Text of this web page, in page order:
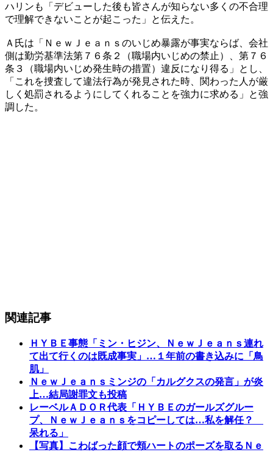
ハリンも「デビューした後も皆さんが知らない多くの不合理
で理解できないことが起こった」と伝えた。
Ａ氏は「ＮｅｗＪｅａｎｓのいじめ暴露が事実ならば、会社
側は勤労基準法第７６条２（職場内いじめの禁止）、第７６
条３（職場内いじめ発生時の措置）違反になり得る」とし、
「これを捜査して違法行為が発見された時、関わった人が厳
しく処罰されるようにしてくれることを強力に求める」と強
調した。
関連記事
ＨＹＢＥ事態「ミン・ヒジン、ＮｅｗＪｅａｎｓ連れ
て出て行くのは既成事実」…１年前の書き込みに「鳥
肌」
ＮｅｗＪｅａｎｓミンジの「カルグクスの発言」が炎
上…結局謝罪文も投稿
レーベルＡＤＯＲ代表「ＨＹＢＥのガールズグルー
プ、ＮｅｗＪｅａｎｓをコピーしては…私を解任？
呆れる」
【写真】こわばった顔で頬ハートのポーズを取るＮｅ